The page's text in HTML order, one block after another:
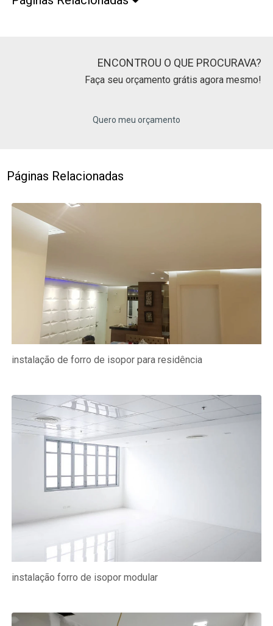
ENCONTROU O QUE PROCURAVA?
Faça seu orçamento grátis agora mesmo!
Quero meu orçamento
Páginas Relacionadas
instalação de forro de isopor para residência
instalação forro de isopor modular